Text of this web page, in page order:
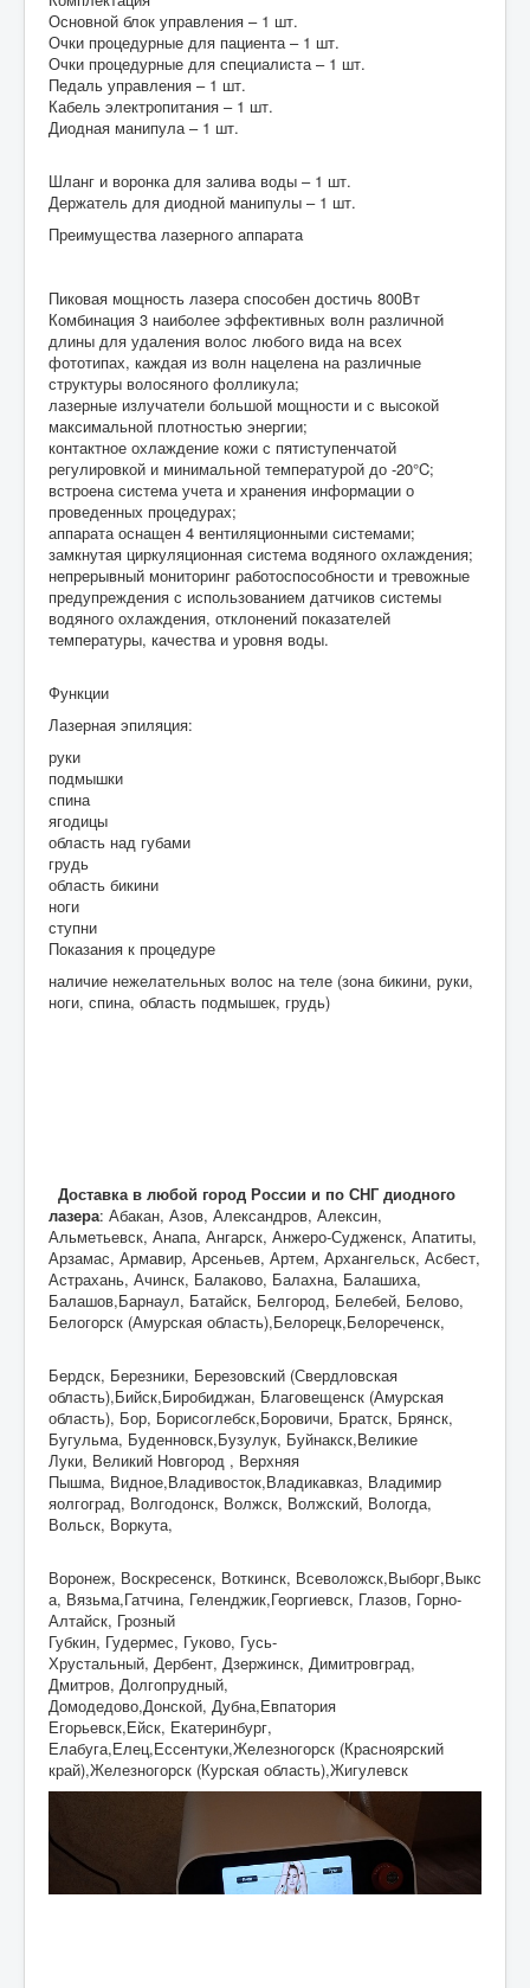
Основной блок управления – 1 шт.
Очки процедурные для пациента – 1 шт.
Очки процедурные для специалиста – 1 шт.
Педаль управления – 1 шт.
Кабель электропитания – 1 шт.
Диодная манипула – 1 шт.
Шланг и воронка для залива воды – 1 шт.
Держатель для диодной манипулы – 1 шт.
Преимущества лазерного аппарата
Пиковая мощность лазера способен достичь 800Вт
Комбинация 3 наиболее эффективных волн различной
длины для удаления волос любого вида на всех
фототипах, каждая из волн нацелена на различные
структуры волосяного фолликула;
лазерные излучатели большой мощности и с высокой
максимальной плотностью энергии;
контактное охлаждение кожи с пятиступенчатой
регулировкой и минимальной температурой до -20°C;
встроена система учета и хранения информации о
проведенных процедурах;
аппарата оснащен 4 вентиляционными системами;
замкнутая циркуляционная система водяного охлаждения;
непрерывный мониторинг работоспособности и тревожные
предупреждения с использованием датчиков системы
водяного охлаждения, отклонений показателей
температуры, качества и уровня воды.
Функции
Лазерная эпиляция:
руки
подмышки
спина
ягодицы
область над губами
грудь
область бикини
ноги
ступни
Показания к процедуре
наличие нежелательных волос на теле (зона бикини, руки,
ноги, спина, область подмышек, грудь)
Доставка в любой город России и по СНГ диодного
лазера: Абакан, Азов, Александров, Алексин,
Альметьевск, Анапа, Ангарск, Анжеро-Судженск, Апатиты,
Арзамас, Армавир, Арсеньев, Артем, Архангельск, Асбест,
Астрахань, Ачинск, Балаково, Балахна, Балашиха,
Балашов,Барнаул, Батайск, Белгород, Белебей, Белово,
Белогорск (Амурская область),Белорецк,Белореченск,
Бердск, Березники, Березовский (Свердловская
область),Бийск,Биробиджан, Благовещенск (Амурская
область), Бор, Борисоглебск,Боровичи, Братск, Брянск,
Бугульма, Буденновск,Бузулук, Буйнакск,Великие
Луки, Великий Новгород , Верхняя
Пышма, Видное,Владивосток,Владикавказ, Владимир
яолгоград, Волгодонск, Волжск, Волжский, Вологда,
Вольск, Воркута,
Воронеж, Воскресенск, Воткинск, Всеволожск,Выборг,Выкс
а, Вязьма,Гатчина, Геленджик,Георгиевск, Глазов, Горно-
Алтайск, Грозный
Губкин, Гудермес, Гуково, Гусь-
Хрустальный, Дербент, Дзержинск, Димитровград,
Дмитров, Долгопрудный,
Домодедово,Донской, Дубна,Евпатория
Егорьевск,Ейск, Екатеринбург,
Елабуга,Елец,Ессентуки,Железногорск (Красноярский
край),Железногорск (Курская область),Жигулевск